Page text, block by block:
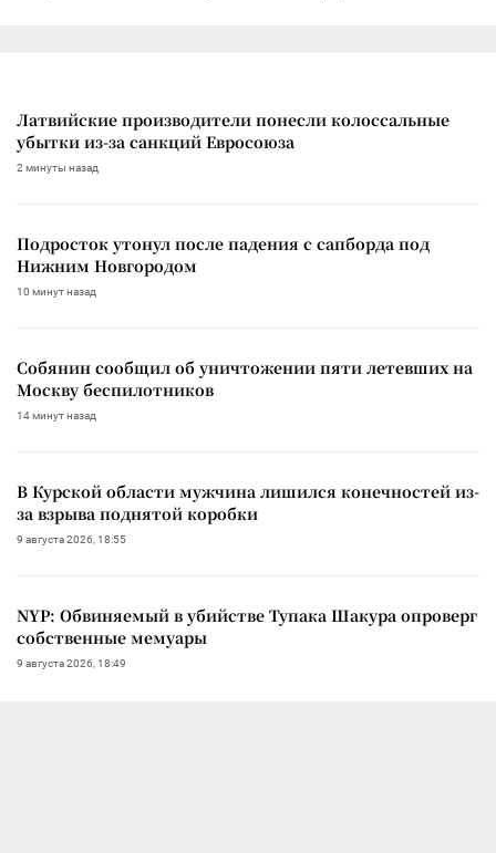
Латвийские производители понесли колоссальные
убытки из-за санкций Евросоюза
2 минуты назад
Подросток утонул после падения с сапборда под
Нижним Новгородом
10 минут назад
Собянин сообщил об уничтожении пяти летевших на
Москву беспилотников
14 минут назад
В Курской области мужчина лишился конечностей из-
за взрыва поднятой коробки
9 августа 2026, 18:55
NYP: Обвиняемый в убийстве Тупака Шакура опроверг
собственные мемуары
9 августа 2026, 18:49